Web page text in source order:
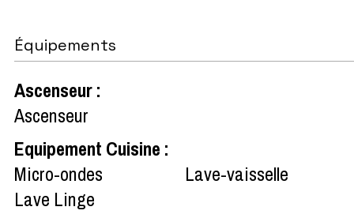
Équipements
Ascenseur:
Ascenseur
Equipement Cuisine :
Micro-ondes
Lave-vaisselle
Lave Linge